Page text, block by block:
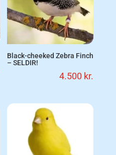
Black-cheeked Zebra Finch
– SELDIR!
4.500 kr.